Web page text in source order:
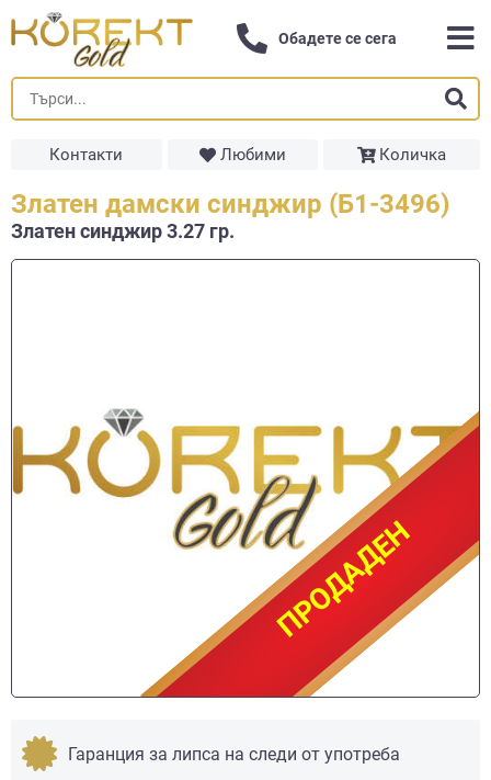
Обадете се сега
Контакти Любими Количка
Златен дамски синджир (Б1-3496)
Златен синджир 3.27 гр.
ПРОДАДЕН
ПРОДАДЕН
Гаранция за липса на следи от употреба